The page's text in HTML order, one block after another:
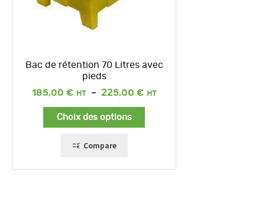
Bac de rétention 70 Litres avec
pieds
185,00 € – 225,00 €
Plage
Choix des options
Compare